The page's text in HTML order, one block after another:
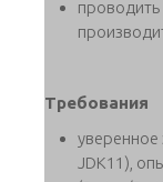
Требования
уверенное
JDK11),